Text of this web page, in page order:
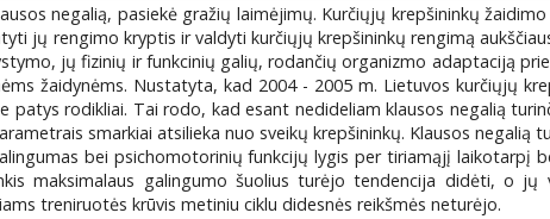
negalią, pasiekė gražių laimėjimų. Kurčiųjų krepšininkų
jų rengimo kryptis ir valdyti kurčiųjų krepšininkų rengimą
jų fizinių ir funkcinių galių, rodančių organizmo adaptaciją
žaidynėms. Nustatyta, kad 2004 - 2005 m. Lietuvos kurčiųjų
patys rodikliai. Tai rodo, kad esant nedideliam klausos negalią
smarkiai atsilieka nuo sveikų krepšininkų. Klausos
bei psichomotorinių funkcijų lygis per tiriamąjį laikotarpį
maksimalaus galingumo šuolius turėjo tendencija didėti, o
treniruotės krūvis metiniu ciklu didesnės reikšmės neturėjo.